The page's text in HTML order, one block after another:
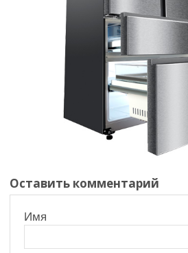
Оставить комментарий
Имя